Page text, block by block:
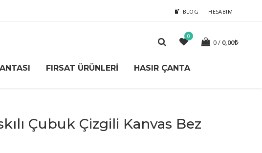
BLOG HESABIM
0
0 0,00
FIRSAT ÜRÜNLERI HASIR ÇANTA
Çubuk Çizgili Kanvas Bez